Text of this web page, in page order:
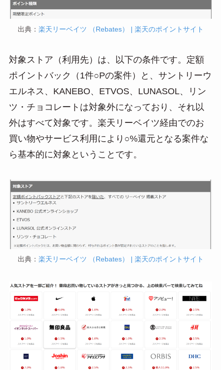
出典： 楽天リーベイツ （Rebates） | 楽天のポイントサイト
対象ストア（利用先）は、以下の条件です。定額
ポイントバック（1件○Pの案件）と、サントリーウ
エルネス、KANEBO、ETVOS、LUNASOL、リン
ツ・チョコレートは対象外になっており、それ以
外はすべて対象です。楽天リーベイツ経由でのお
買い物やサービス利用により○%還元となる案件な
ら基本的に対象ということです。
出典： 楽天リーベイツ （Rebates） | 楽天のポイントサイト